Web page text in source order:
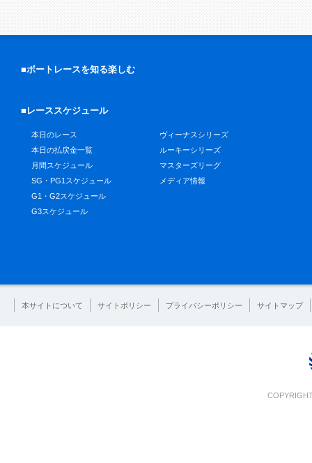
■ボートレースを知る楽しむ
■レーススケジュール
本日のレース
本日の払戻金一覧
月間スケジュール
SG・PG1スケジュール
G1・G2スケジュール
G3スケジュール
ヴィーナスシリーズ
ルーキーシリーズ
マスターズリーグ
メディア情報
本サイトについて サイトポリシー プライバシーポリシー サイトマップ